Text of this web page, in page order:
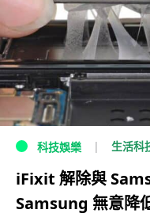
科技娛樂 生活科
iFixit 解除與
Samsung 無意降